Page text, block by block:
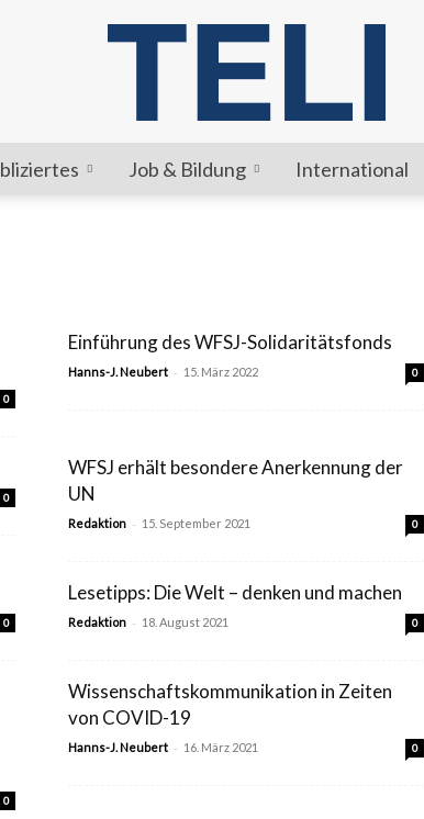
Job & Bildung International
0
Einführung des WFSJ-Solidaritätsfonds
Hanns-J. Neubert - 15. März 2022 0
0
WFSJ erhält besondere Anerkennung der
UN
Redaktion - 15. September 2021 0
0
Lesetipps: Die Welt – denken und machen
Redaktion - 18. August 2021 0
0
Wissenschaftskommunikation in Zeiten
von COVID-19
Hanns-J. Neubert - 16. März 2021 0